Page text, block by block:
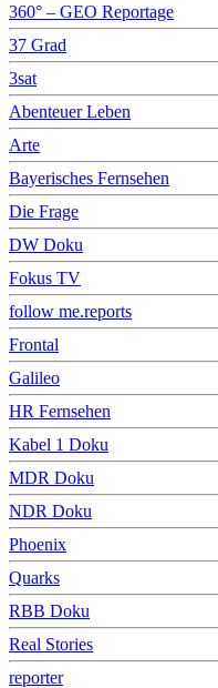
360° – GEO Reportage
37 Grad
3sat
Abenteuer Leben
Arte
Bayerisches Fernsehen
Die Frage
DW Doku
Fokus TV
follow me.reports
Frontal
Galileo
HR Fernsehen
Kabel 1 Doku
MDR Doku
NDR Doku
Phoenix
Quarks
RBB Doku
Real Stories
reporter